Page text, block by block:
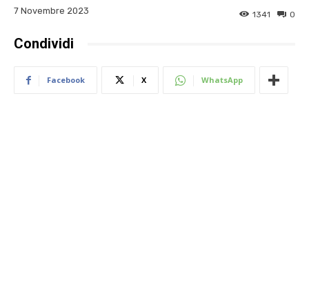
7 Novembre 2023 0
1341
Condividi
Facebook X WhatsApp